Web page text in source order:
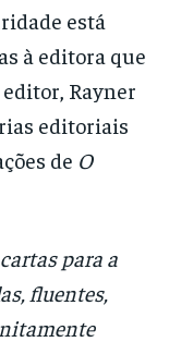
está
à editora que
Rayner
editoriais
de O
para a
fluentes,